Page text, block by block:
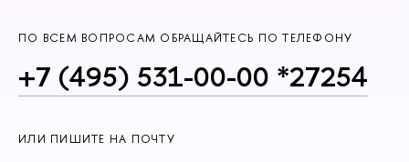
ПО ВСЕМ ВОПРОСАМ ОБРАЩАЙТЕСЬ ПО ТЕЛЕФОНУ
+7 (495) 531-00-00 *27254
ИЛИ ПИШИТЕ НА ПОЧТУ